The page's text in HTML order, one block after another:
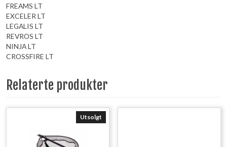
FREAMS LT
EXCELER LT
LEGALIS LT
REVROS LT
NINJA LT
CROSSFIRE LT
Relaterte produkter
Utsolgt